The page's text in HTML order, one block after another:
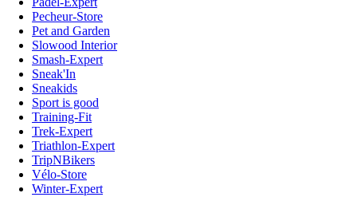
Pecheur-Store
Pet and Garden
Slowood Interior
Smash-Expert
Sneak'In
Sneakids
Sport is good
Training-Fit
Trek-Expert
Triathlon-Expert
TripNBikers
Vélo-Store
Winter-Expert